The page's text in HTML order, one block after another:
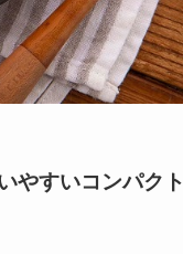
やすいコンパク